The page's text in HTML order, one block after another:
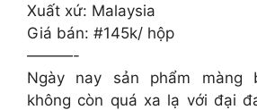
Xuất xứ: Malaysia
Giá bán: #145k/ hộp
———-
Ngày nay sản phẩm màng
không còn quá xa lạ với đại